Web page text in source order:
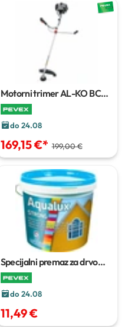
Motorni trimer AL-KO BC
500 B
do 24.08
169,15 €* 199,00 €
Specijalni premaz za drvo
Aqualux Strong
do 24.08
11,49 €